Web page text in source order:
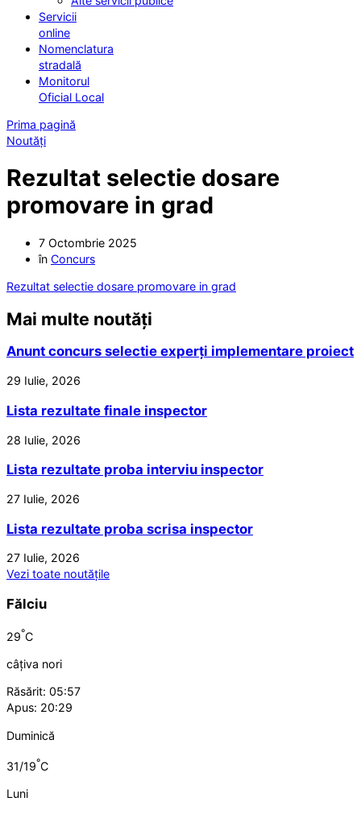
Servicii
online
Nomenclatura
stradală
Monitorul
Oficial Local
Prima pagină
Noutăți
Rezultat selectie dosare
promovare in grad
7 Octombrie 2025
în Concurs
Rezultat selectie dosare promovare in grad
Mai multe noutăți
Anunt concurs selectie experți implementare proiect
29 Iulie, 2026
Lista rezultate finale inspector
28 Iulie, 2026
Lista rezultate proba interviu inspector
27 Iulie, 2026
Lista rezultate proba scrisa inspector
27 Iulie, 2026
Vezi toate noutățile
Fălciu
29°C
câțiva nori
Răsărit: 05:57
Apus: 20:29
Duminică
31/19°C
Luni